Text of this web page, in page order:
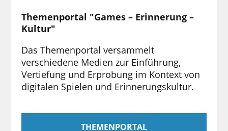
Themenportal "Games – Erinnerung –
Kultur"
Das Themenportal versammelt
verschiedene Medien zur Einführung,
Vertiefung und Erprobung im Kontext von
digitalen Spielen und Erinnerungskultur.
THEMENPORTAL